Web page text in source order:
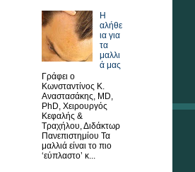
Η
αλήθε
ια για
τα
μαλλι
ά μας
Γράφει ο
Κωνσταντίνος Κ.
Αναστασάκης, MD,
PhD, Χειρουργός
Κεφαλής &
Τραχήλου, Διδάκτωρ
Πανεπιστημίου Τα
μαλλιά είναι το πιο
‘εύπλαστο’ κ...